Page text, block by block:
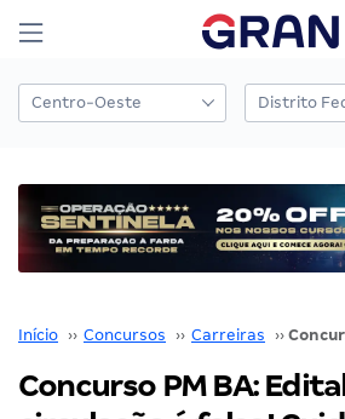
Início ›› Concursos ›› Carreiras ››
Concurso PM BA: